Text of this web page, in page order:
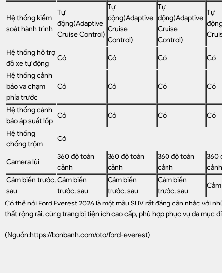
Hệ thống kiểm
soát hành trình
Tự
động(Adaptive
Cruise Control)
Tự
động(Adaptive
Cruise
Control)
Tự
động(Adaptive
Cruise
Control)
Tự
Hệ thống hỗ trợ
đỗ xe tự động
Có Có Có Có
Hệ thống cảnh
báo va chạm
phía trước
Có Có Có Có
Hệ thống cảnh
báo áp suất lốp
Có Có Có Có
Hệ thống
chống trộm
Có
Camera lùi
360 độ toàn
cảnh
360 độ toàn
cảnh
360 độ toàn
cảnh
360
cảnh
Cảm biến trước,
sau
Cảm biến
trước, sau
Cảm biến
trước, sau
Cảm biến
trước, sau
Có thể nói Ford Everest 2026 là một mẫu SUV rất đáng cân nhắc với
thất rộng rãi, cùng trang bị tiện ích cao cấp, phù hợp phục vụ đa mục
(Nguồn:https://bonbanh.com/oto/ford-everest)